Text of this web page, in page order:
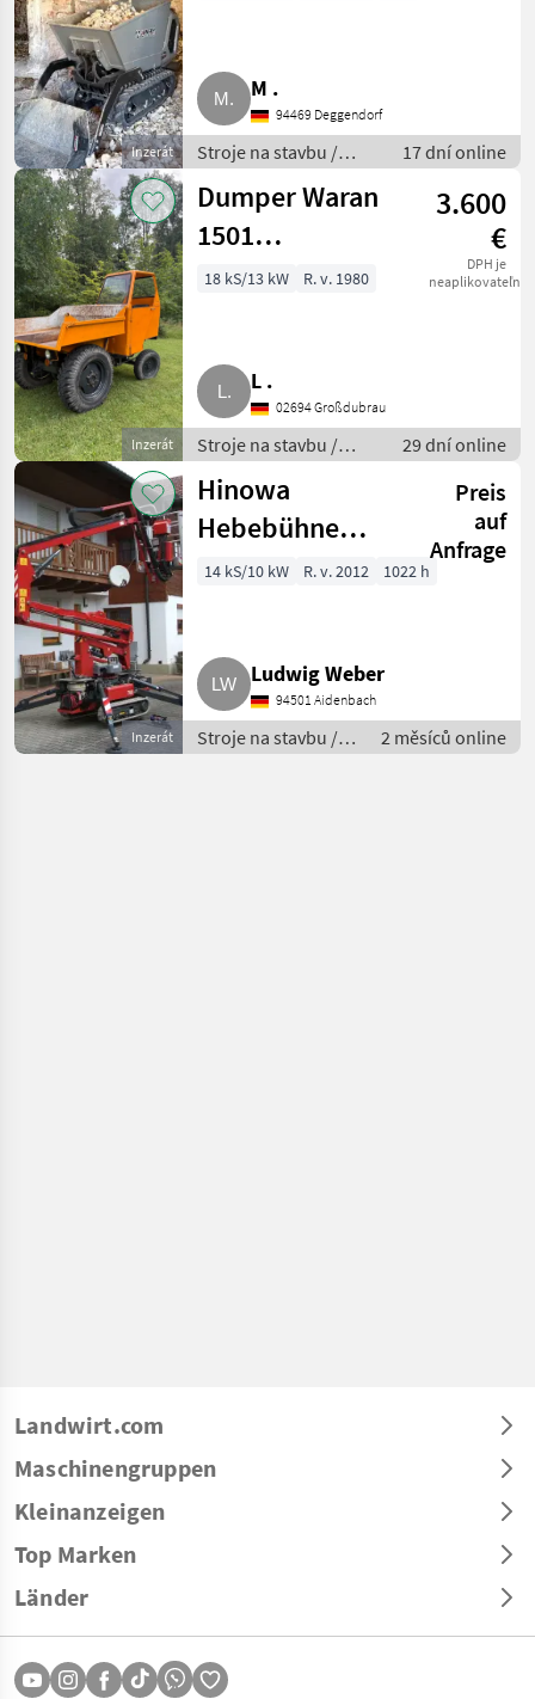
Inzerát
M .
94469 Deggendorf
Stroje na stavbu /
Sklápacie vozidlo
17 dní online
Inzerát
Dumper Waran
1501
Baufahrzeug
3.600
€
DPH je
neaplikovateľné
18 kS/13 kW R. v. 1980
L .
02694 Großdubrau
Stroje na stavbu /
Sklápacie vozidlo
29 dní online
Inzerát
Hinowa
Hebebühne
14.70 IIIS
Preis
auf
Anfrage
14 kS/10 kW R. v. 2012 1022 h
Ludwig Weber
94501 Aidenbach
Stroje na stavbu /
Sklápacie vozidlo
2 měsíců online
Landwirt.com
Maschinengruppen
Kleinanzeigen
Top Marken
Länder